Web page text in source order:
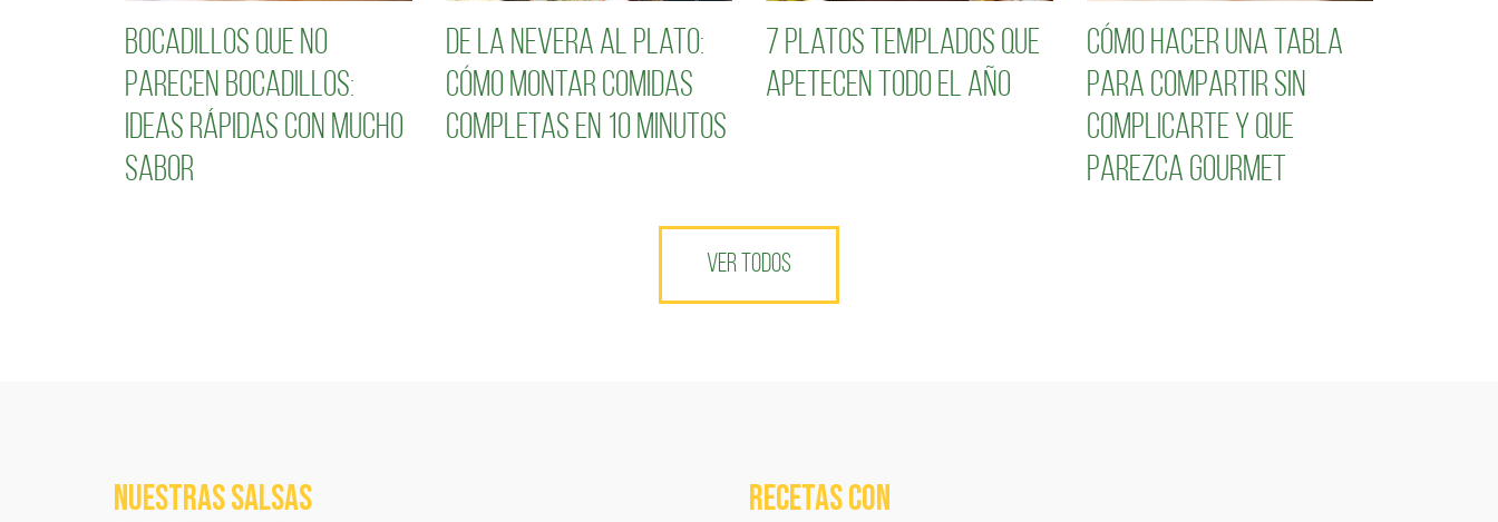
Bocadillos que no
parecen bocadillos:
ideas rápidas con mucho
sabor
De la nevera al plato:
cómo montar comidas
completas en 10 minutos
7 platos templados que
apetecen todo el año
Cómo hacer una tabla
para compartir sin
complicarte y que
parezca gourmet
VER TODOS
NUESTRAS SALSAS RECETAS COn